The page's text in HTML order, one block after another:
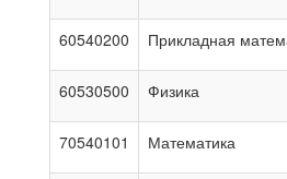
60540200 Прикладная
60530500 Физика
70540101 Математика